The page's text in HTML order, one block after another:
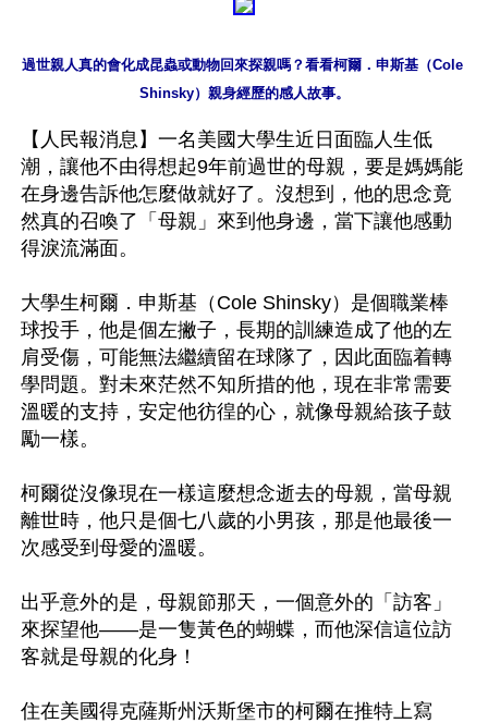
過世親人真的會化成昆蟲或動物回來探親嗎？看看柯爾．申斯基（Cole
【人民報消息】一名美國大學生近日面臨人生低
潮，讓他不由得想起9年前過世的母親，要是媽媽能
在身邊告訴他怎麼做就好了。沒想到，他的思念竟
然真的召喚了「母親」來到他身邊，當下讓他感動
得淚流滿面。
大學生柯爾．申斯基（Cole Shinsky）是個職業棒
球投手，他是個左撇子，長期的訓練造成了他的左
肩受傷，可能無法繼續留在球隊了，因此面臨着轉
學問題。對未來茫然不知所措的他，現在非常需要
溫暖的支持，安定他彷徨的心，就像母親給孩子鼓
勵一樣。
柯爾從沒像現在一樣這麼想念逝去的母親，當母親
離世時，他只是個七八歲的小男孩，那是他最後一
次感受到母愛的溫暖。
出乎意外的是，母親節那天，一個意外的「訪客」
來探望他——是一隻黃色的蝴蝶，而他深信這位訪
客就是母親的化身！
住在美國得克薩斯州沃斯堡市的柯爾在推特上寫